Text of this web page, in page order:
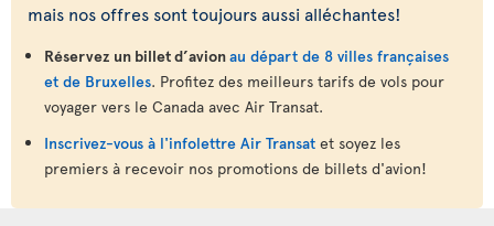
mais nos offres sont toujours aussi alléchantes!
Réservez un billet d’avionau départ de 8 villes françaises
et de Bruxelles. Profitez des meilleurs tarifs de vols pour
voyager vers le Canada avec Air Transat.
Inscrivez-vous à l'infolettre Air Transat et soyez les
premiers à recevoir nos promotions de billets d'avion!